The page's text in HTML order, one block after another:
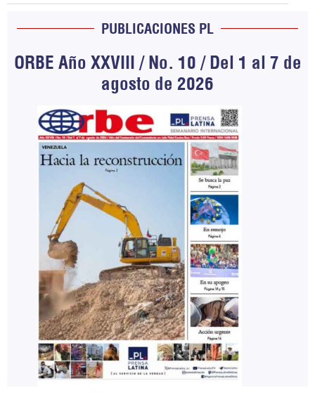
PUBLICACIONES PL
ORBE Año XXVIII / No. 10 / Del 1 al 7 de
agosto de 2026